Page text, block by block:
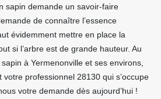
sapin demande un savoir-faire
de connaître l’essence
évidemment mettre en place la
si l’arbre est de grande hauteur. Au
à Yermenonville et ses environs,
votre professionnel 28130 qui s’occupe
votre demande dès aujourd’hui !